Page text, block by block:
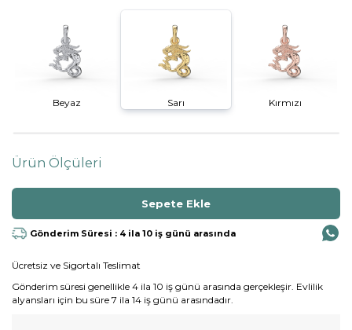
Beyaz Sarı Kırmızı
Ürün Ölçüleri
Gönderim Süresi : 4 ila 10 iş günü arasında
Ücretsiz ve Sigortalı Teslimat
Gönderim süresi genellikle 4 ila 10 iş günü arasında gerçekleşir. Evlilik
alyansları için bu süre 7 ila 14 iş günü arasındadır.